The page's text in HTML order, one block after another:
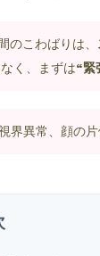
のこわばりは、
く、まずは“緊
界異常、顔の片